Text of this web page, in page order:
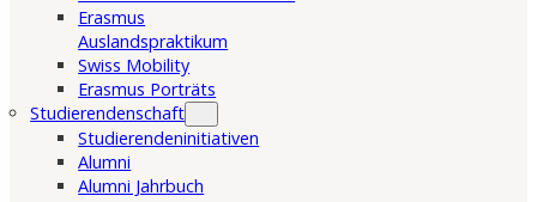
Erasmus
Auslandspraktikum
Swiss Mobility
Erasmus Porträts
Studierendenschaft
Studierendeninitiativen
Alumni
Alumni Jahrbuch